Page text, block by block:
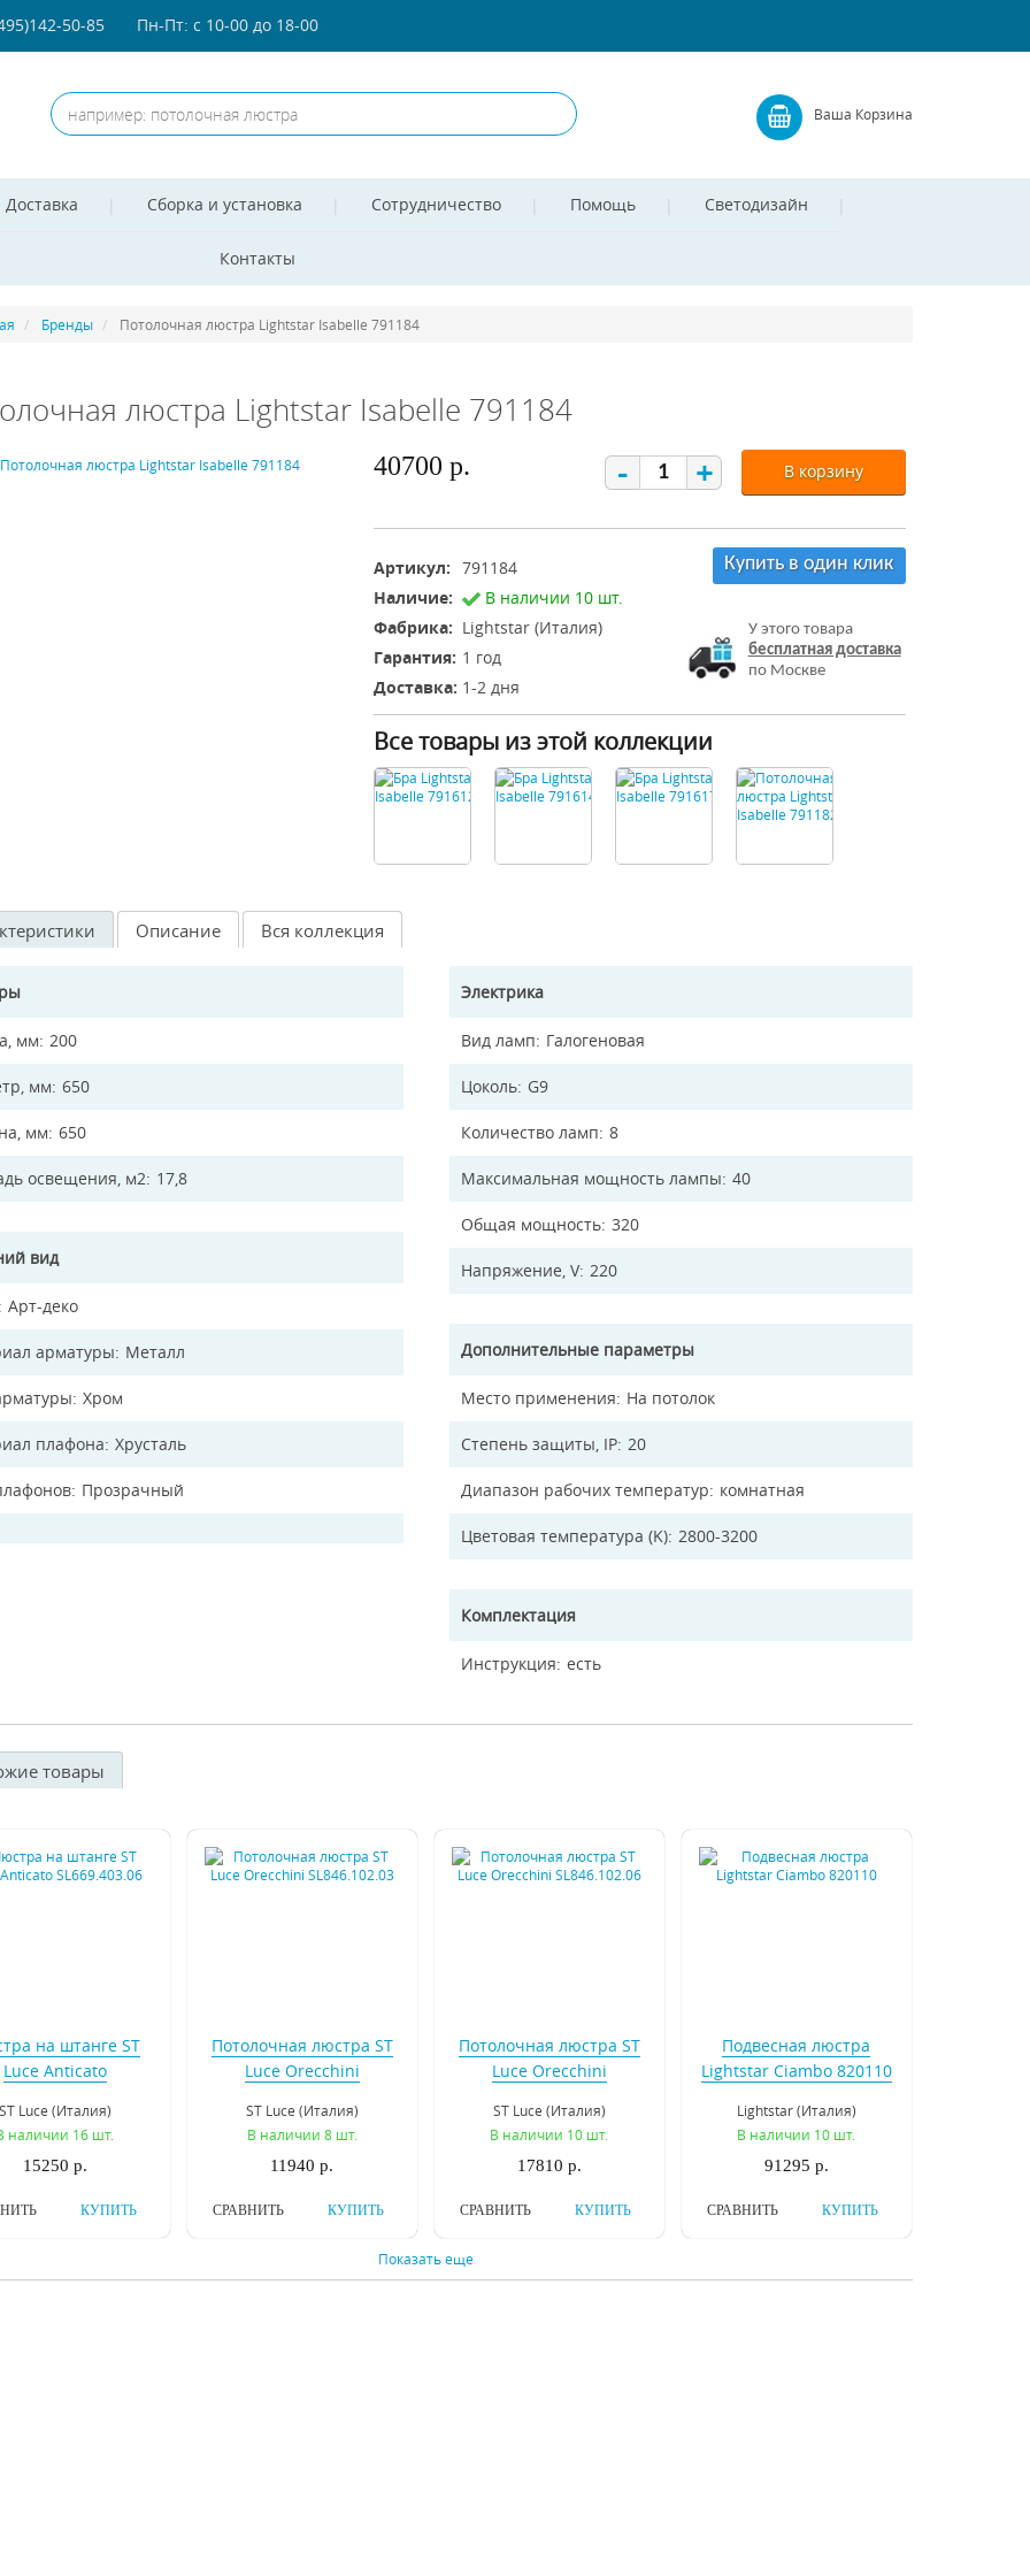
50-85 Пн-Пт: с 10-00 до 18-00
Ваша Корзина
Доставка Сборка и установка Сотрудничество Помощь Светодизайн
Контакты
Бренды Потолочная люстра Lightstar Isabelle 791184
люстра Lightstar Isabelle 791184
40700 р. - + В корзину
Артикул: 791184
Наличие:
В наличии 10 шт.
Фабрика: Lightstar (Италия)
Гарантия: 1 год
Доставка: 1-2 дня
Купить в один клик
У этого товара
бесплатная доставка
по Москве
Все товары из этой коллекции
Описание Вся коллекция
мм 200
мм 650
мм 650
освещения, м2 17,8
вид
Арт-деко
арматуры Металл
Хром
плафона Хрусталь
Прозрачный
Электрика
Вид ламп Галогеновая
Цоколь G9
Количество ламп 8
Максимальная мощность лампы 40
Общая мощность 320
Напряжение, V 220
Дополнительные параметры
Место применения На потолок
Степень защиты, IP 20
Диапазон рабочих температур комнатная
Цветовая температура (K) 2800-3200
Комплектация
Инструкция есть
товары
на штанге ST
Luce Anticato
ST Luce (Италия)
наличии 16 шт.
15250 р.
КУПИТЬ
Потолочная люстра ST
Luce Orecchini
ST Luce (Италия)
В наличии 8 шт.
11940 р.
КУПИТЬ
СРАВНИТЬ
Потолочная люстра ST
Luce Orecchini
ST Luce (Италия)
В наличии 10 шт.
17810 р.
КУПИТЬ
СРАВНИТЬ
Подвесная люстра
Lightstar Ciambo 820110
Lightstar (Италия)
В наличии 10 шт.
91295 р.
КУПИТЬ
СРАВНИТЬ
Показать еще